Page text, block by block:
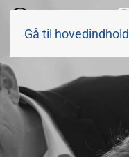
Gå til hovedindhold